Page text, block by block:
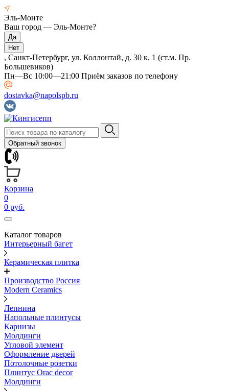
Эль-Монте
Ваш город — Эль-Монте?
, Санкт-Петербург, ул. Коллонтай, д. 30 к. 1 (ст.м. Пр.
Большевиков)
Пн—Вс 10:00—21:00 Приём заказов по телефону
dostavka@napolspb.ru
Обратный звонок
Корзина
0
0 руб.
Каталог товаров
Интерьерный багет
Керамическая плитка
Производство Россия
Modern Ceramics
Лепнина
Напольные плинтусы
Карнизы
Молдинги
Угловой элемент
Оформление дверей
Потолочные розетки
Плинтус Orac decor
Молдинги